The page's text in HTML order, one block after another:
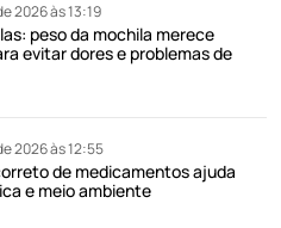
2026 às 13:19
peso da mochila merece
evitar dores e problemas de
2026 às 12:55
de medicamentos ajuda
e meio ambiente